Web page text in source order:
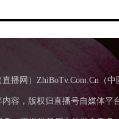
播网）ZhiBoTv.Com.Cn（
容，版权归直播号自媒体